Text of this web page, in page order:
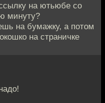
на ютьюбе со
минуту?
на бумажку, а потом
на страничке